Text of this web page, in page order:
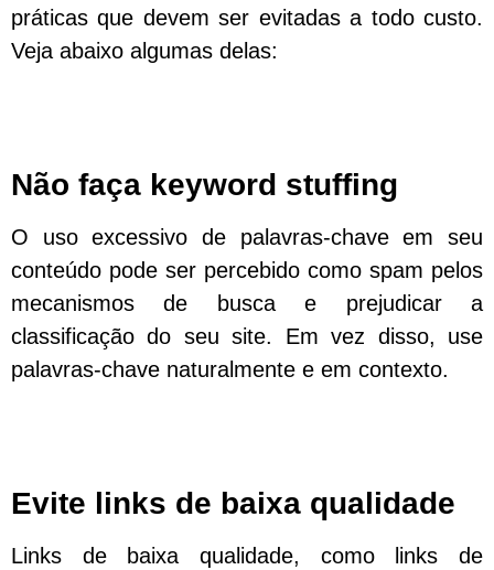
práticas que devem ser evitadas a todo custo.
Veja abaixo algumas delas:
Não faça keyword stuffing
O uso excessivo de palavras-chave em seu
conteúdo pode ser percebido como spam pelos
mecanismos de busca e prejudicar a
classificação do seu site. Em vez disso, use
palavras-chave naturalmente e em contexto.
Evite links de baixa qualidade
Links de baixa qualidade, como links de